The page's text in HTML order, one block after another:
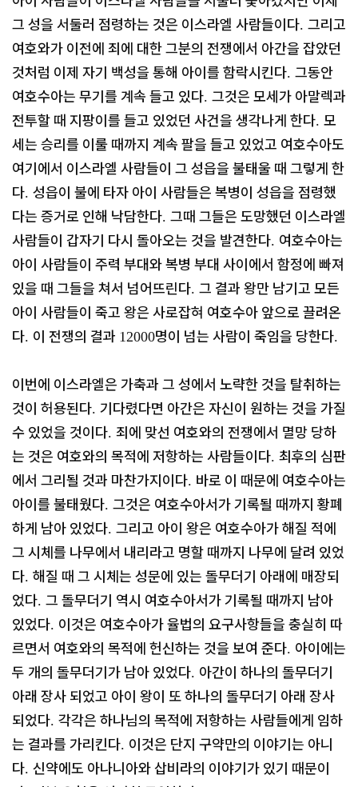
그 성을 서둘러 점령하는 것은 이스라엘 사람들이다. 그리고
여호와가 이전에 죄에 대한 그분의 전쟁에서 아간을 잡았던
것처럼 이제 자기 백성을 통해 아이를 함락시킨다. 그동안
여호수아는 무기를 계속 들고 있다. 그것은 모세가 아말렉과
전투할 때 지팡이를 들고 있었던 사건을 생각나게 한다. 모
세는 승리를 이룰 때까지 계속 팔을 들고 있었고 여호수아도
여기에서 이스라엘 사람들이 그 성읍을 불태울 때 그렇게 한
다. 성읍이 불에 타자 아이 사람들은 복병이 성읍을 점령했
다는 증거로 인해 낙담한다. 그때 그들은 도망했던 이스라엘
사람들이 갑자기 다시 돌아오는 것을 발견한다. 여호수아는
아이 사람들이 주력 부대와 복병 부대 사이에서 함정에 빠져
있을 때 그들을 쳐서 넘어뜨린다. 그 결과 왕만 남기고 모든
아이 사람들이 죽고 왕은 사로잡혀 여호수아 앞으로 끌려온
다. 이 전쟁의 결과 12000명이 넘는 사람이 죽임을 당한다.
이번에 이스라엘은 가축과 그 성에서 노략한 것을 탈취하는
것이 허용된다. 기다렸다면 아간은 자신이 원하는 것을 가질
수 있었을 것이다. 죄에 맞선 여호와의 전쟁에서 멸망 당하
는 것은 여호와의 목적에 저항하는 사람들이다. 최후의 심판
에서 그리될 것과 마찬가지이다. 바로 이 때문에 여호수아는
아이를 불태웠다. 그것은 여호수아서가 기록될 때까지 황폐
하게 남아 있었다. 그리고 아이 왕은 여호수아가 해질 적에
그 시체를 나무에서 내리라고 명할 때까지 나무에 달려 있었
다. 해질 때 그 시체는 성문에 있는 돌무더기 아래에 매장되
었다. 그 돌무더기 역시 여호수아서가 기록될 때까지 남아
있었다. 이것은 여호수아가 율법의 요구사항들을 충실히 따
르면서 여호와의 목적에 헌신하는 것을 보여 준다. 아이에는
두 개의 돌무더기가 남아 있었다. 아간이 하나의 돌무더기
아래 장사 되었고 아이 왕이 또 하나의 돌무더기 아래 장사
되었다. 각각은 하나님의 목적에 저항하는 사람들에게 임하
는 결과를 가리킨다. 이것은 단지 구약만의 이야기는 아니
다. 신약에도 아나니아와 삽비라의 이야기가 있기 때문이